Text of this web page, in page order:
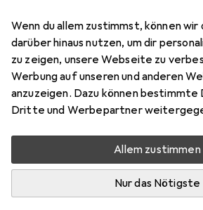
Wenn du allem zustimmst, können
darüber hinaus nutzen, um dir
zu zeigen, unsere Webseite zu
Werbung auf unseren und anderen
anzuzeigen. Dazu können bestimmte
Dritte und Werbepartner
Allem zustimmen
Nur das Nötigste
1
Bewertungen
Mehr als 10 Stück an Lager beim
Benachrichtigen, wenn schneller
Lieferort angeben für genaue